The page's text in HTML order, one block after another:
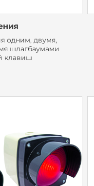
одним, двумя,
шлагбаумами
клавиш